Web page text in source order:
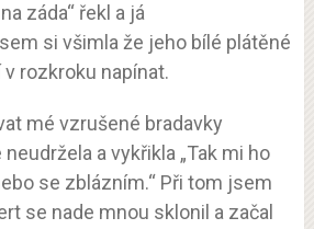
záda“ řekl a já
si všimla že jeho bílé plátěné
rozkroku napínat.
mé vzrušené bradavky
a vykřikla „Tak mi ho
se zblázním.“ Při tom jsem
se nade mnou sklonil a začal